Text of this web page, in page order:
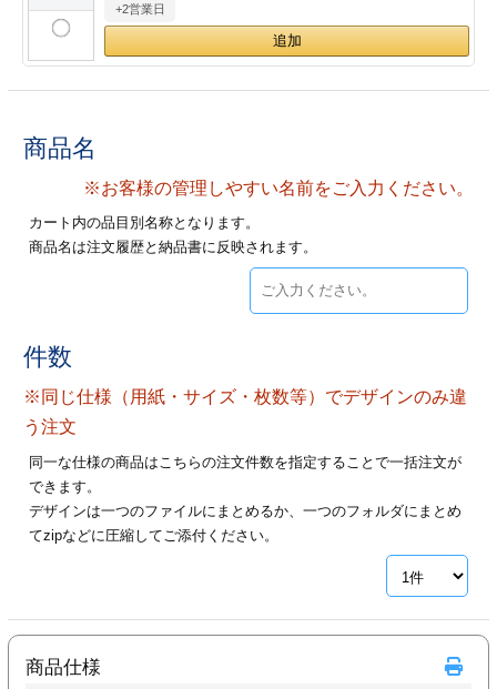
フォルダー
印刷
印刷
リーブ印刷
加工
印刷
印刷
カード印刷
ァイル印刷
印刷
+2営業日
商品名
※お客様の管理しやすい名前をご入力ください。
カート内の品目別名称となります。
商品名は注文履歴と納品書に反映されます。
件数
※同じ仕様（用紙・サイズ・枚数等）でデザインのみ違
う注文
同一な仕様の商品はこちらの注文件数を指定することで一括注文が
できます。
デザインは一つのファイルにまとめるか、一つのフォルダにまとめ
てzipなどに圧縮してご添付ください。
商品仕様